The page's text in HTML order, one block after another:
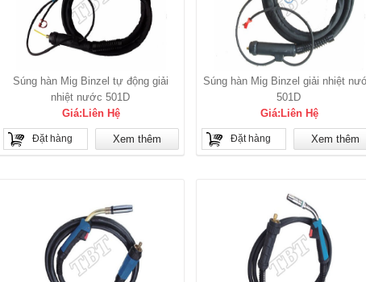
Súng hàn Mig Binzel tự động giải
nhiệt nước 501D
Giá:Liên Hệ
Đặt hàng Xem thêm
Súng hàn Mig Binzel giải nhiệt
501D
Giá:Liên Hệ
Đặt hàng Xem thêm